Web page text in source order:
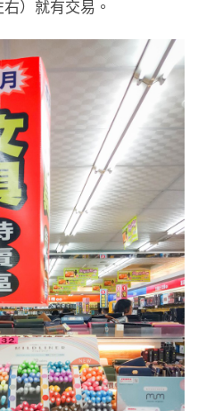
）就有交易。